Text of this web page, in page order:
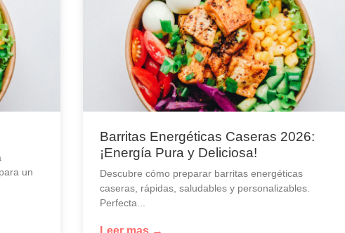
un
Barritas Energéticas Caseras 2026:
¡Energía Pura y Deliciosa!
Descubre cómo preparar barritas energéticas
caseras, rápidas, saludables y personalizables.
Perfecta...
Leer mas →